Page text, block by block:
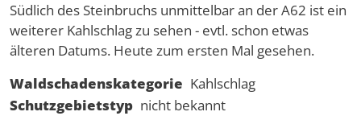
Südlich des Steinbruchs unmittelbar an der A62 ist ein
weiterer Kahlschlag zu sehen - evtl. schon etwas
älteren Datums. Heute zum ersten Mal gesehen.
Waldschadenskategorie Kahlschlag
Schutzgebietstyp nicht bekannt